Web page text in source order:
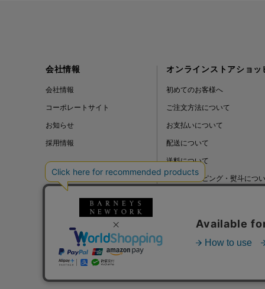
会社情報
会社情報
コーポレートサイト
お知らせ
採用情報
オンラインストアショッ
初めてのお客様へ
ご注文方法について
お支払いについて
配送について
送料について
ギフトラッピング・熨斗につ